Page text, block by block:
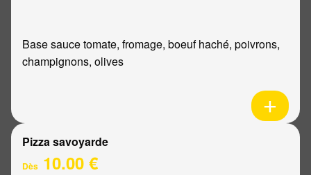
Base sauce tomate, fromage, boeuf haché, poivrons,
champignons, olives
Pizza savoyarde
Dès 10.00 €